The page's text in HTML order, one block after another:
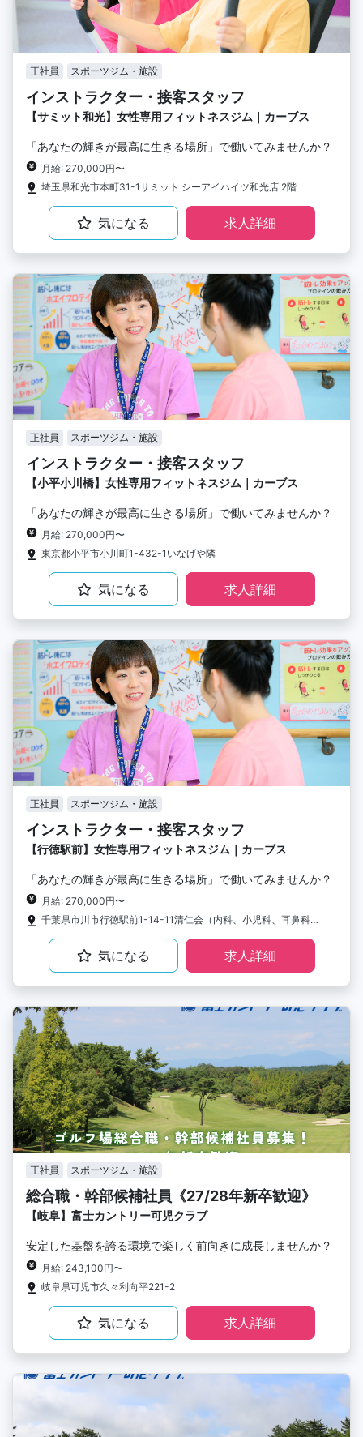
正社員 スポーツジム・施設
インストラクター・接客スタッフ
【サミット和光】女性専用フィットネスジム｜カーブス
「あなたの輝きが最高に生きる場所」で働いてみませんか？
月給: 270,000円〜
埼玉県和光市本町31-1サミット シーアイハイツ和光店 2階
気になる 求人詳細
正社員 スポーツジム・施設
インストラクター・接客スタッフ
【小平小川橋】女性専用フィットネスジム｜カーブス
「あなたの輝きが最高に生きる場所」で働いてみませんか？
月給: 270,000円〜
東京都小平市小川町1-432-1いなげや隣
気になる 求人詳細
正社員 スポーツジム・施設
インストラクター・接客スタッフ
【行徳駅前】女性専用フィットネスジム｜カーブス
「あなたの輝きが最高に生きる場所」で働いてみませんか？
月給: 270,000円〜
千葉県市川市行徳駅前1-14-11清仁会（内科、小児科、耳鼻科）1F
気になる 求人詳細
正社員 スポーツジム・施設
総合職・幹部候補社員《27/28年新卒歓迎》
【岐阜】富士カントリー可児クラブ
安定した基盤を誇る環境で楽しく前向きに成長しませんか？
月給: 243,100円〜
岐阜県可児市久々利向平221-2
気になる 求人詳細